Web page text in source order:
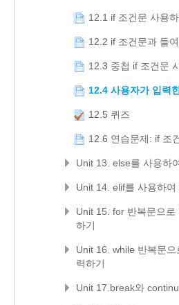
12.1 if 조건문 사용
12.2 if 조건문과 들
12.3 중첩 if 조건문
12.4 사용자가 입력
12.5 퀴즈
12.6 연습문제: if 조
Unit 13. else를 사용하
Unit 14. elif를 사용하
Unit 15. for 반복문으
하기
Unit 16. while 반복문
력하기
Unit 17.break와